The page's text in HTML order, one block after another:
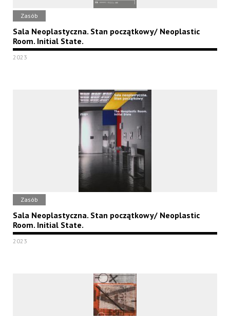
Zasób
Sala Neoplastyczna. Stan początkowy/ Neoplastic
Room. Initial State.
2023
Zasób
Sala Neoplastyczna. Stan początkowy/ Neoplastic
Room. Initial State.
2023